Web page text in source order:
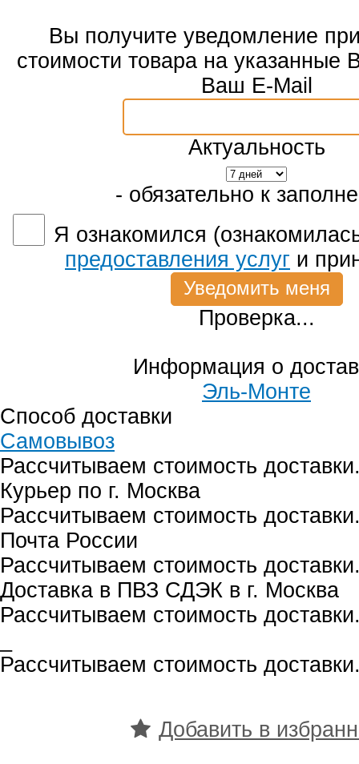
Вы получите уведомление
стоимости товара на указанные
Ваш E-Mail
Актуальность
- обязательно к
Я ознакомился
предоставления услуг и
Проверка...
Информация о
Эль-Монте
Способ доставки
Самовывоз
Рассчитываем стоимость
Курьер по г. Москва
Рассчитываем стоимость
Почта России
Рассчитываем стоимость
Доставка в ПВЗ СДЭК в г. Москва
Рассчитываем стоимость
Рассчитываем стоимость
Добавить в